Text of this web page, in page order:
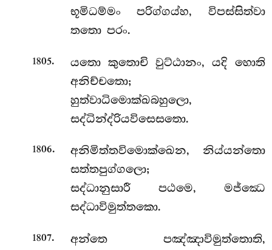
භූමිධම්මං පරිග්ගය්හ, විපස්සිත්වා
තතො පරං.
1805.
යතො කුතොචි වුට්ඨානං, යදි හොති
අනිච්චතො;
හුත්වාධිමොක්ඛබහුලො,
සද්ධින්ද්රියවිසෙසතො.
1806.
අනිමිත්තවිමොක්ඛෙන, නිය්යන්තො
සත්තපුග්ගලො;
සද්ධානුසාරී පඨමෙ, මජ්ඣෙ
සද්ධාවිමුත්තකො.
1807.
අන්තෙ පඤ්ඤාවිමුත්තොති,